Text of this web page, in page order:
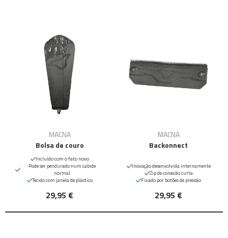
MACNA
Bolsa de couro
Incluído com o fato novo
Pode ser pendurado num cabide
normal
Tecido com janela de plástico
29,95 €
MACNA
Backonnect
Inovação desenvolvida internamente
Zip de conexão curta
Fixado por botões de pressão
29,95 €